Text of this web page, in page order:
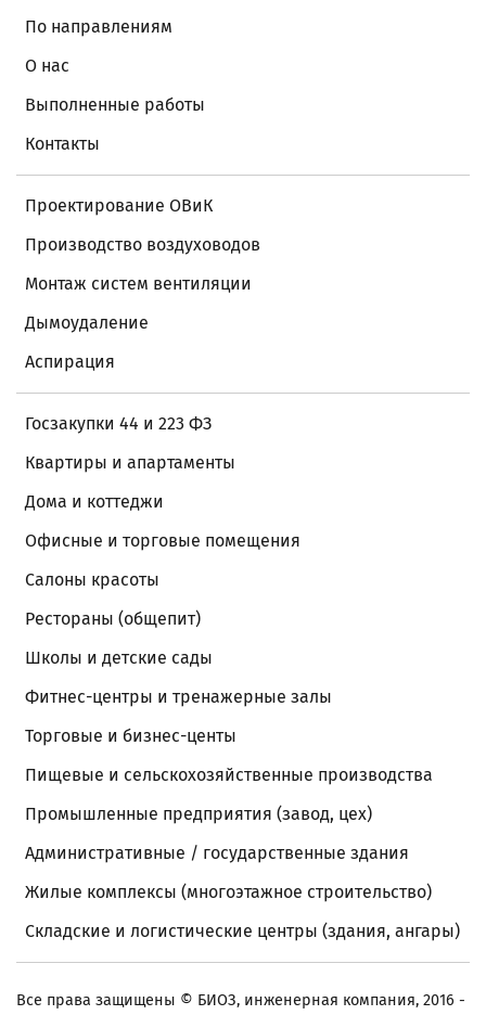
По направлениям
О нас
Выполненные работы
Контакты
Проектирование ОВиК
Производство воздуховодов
Монтаж систем вентиляции
Дымоудаление
Аспирация
Госзакупки 44 и 223 ФЗ
Квартиры и апартаменты
Дома и коттеджи
Офисные и торговые помещения
Салоны красоты
Рестораны (общепит)
Школы и детские сады
Фитнес-центры и тренажерные залы
Торговые и бизнес-центы
Пищевые и сельскохозяйственные производства
Промышленные предприятия (завод, цех)
Административные / государственные здания
Жилые комплексы (многоэтажное строительство)
Складские и логистические центры (здания, ангары)
Все права защищены © БИОЗ, инженерная компания, 2016 -